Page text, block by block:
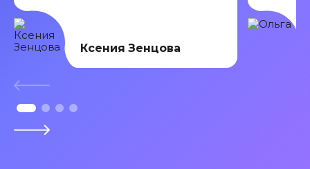
Ксения Зенцова